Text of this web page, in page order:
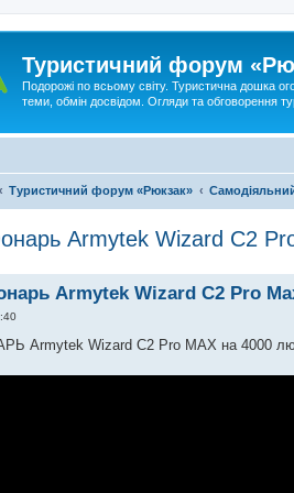
Туристичний форум
Подорожі по всьому світу. Туристична дошка
теми, обмін досвідом. Огляди та обговорення
Туристичний форум «Рюкзак»
Armytek Wizard C2
Armytek Wizard C2 Pro
Armytek Wizard C2 Pro MAX на 4000